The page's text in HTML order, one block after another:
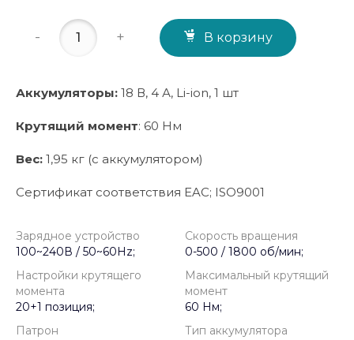
- + В корзину
Аккумуляторы: 18 В, 4 А, Li-ion, 1 шт
Крутящий момент: 60 Нм
Вес: 1,95 кг (с аккумулятором)
Сертификат соответствия EAC; ISO9001
Зарядное устройство
100~240В / 50~60Hz;
Скорость вращения
0-500 / 1800 об/мин;
Настройки крутящего
момента
20+1 позиция;
Максимальный крутящий
момент
60 Нм;
Патрон
Тип аккумулятора